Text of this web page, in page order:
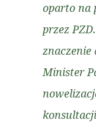
oparto na
przez
znaczenie
Minister